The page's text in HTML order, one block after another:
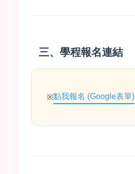
三、學程報名連結
※點我報名 (Google表單)